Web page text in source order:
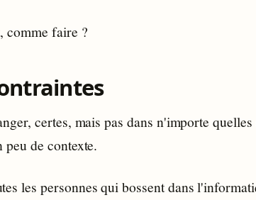
comme faire ?
certes, mais pas dans n'importe
peu de contexte.
les personnes qui bossent dans